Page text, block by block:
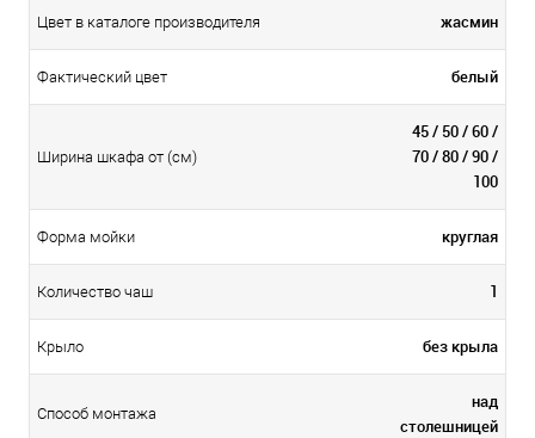
Цвет в каталоге производителя жасмин
Фактический цвет белый
Ширина шкафа от (см)
45 / 50 / 60 /
70 / 80 / 90 /
100
Форма мойки круглая
Количество чаш 1
Крыло без крыла
Способ монтажа
над
столешницей